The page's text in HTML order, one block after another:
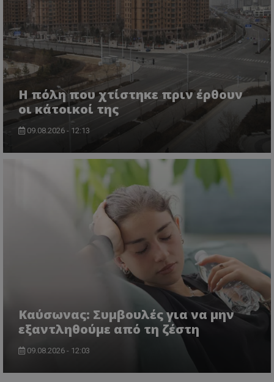
Η πόλη που χτίστηκε πριν έρθουν
οι κάτοικοί της
09.08.2026 - 12:13
Kαύσωνας: Συμβουλές για να μην
εξαντληθούμε από τη ζέστη
09.08.2026 - 12:03